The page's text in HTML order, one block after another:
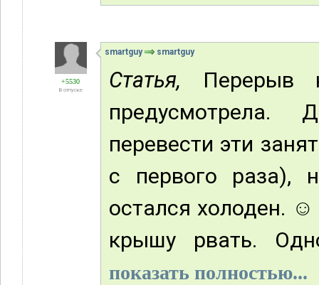
+5530
В отпуске
smartguy smartguy
Статья, Перерыв
предусмотрела.
перевести эти
с первого раза),
остался холоден.
крышу рвать.
показать полностью...